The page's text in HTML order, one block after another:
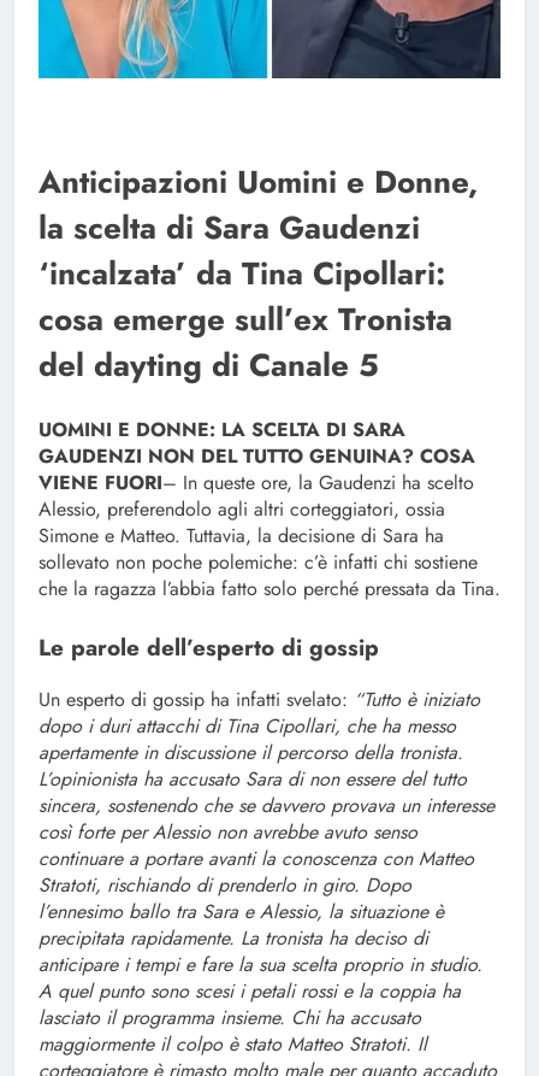
Anticipazioni Uomini e Donne,
la scelta di Sara Gaudenzi
‘incalzata’ da Tina Cipollari:
cosa emerge sull’ex Tronista
del dayting di Canale 5
UOMINI E DONNE: LA SCELTA DI SARA
GAUDENZI NON DEL TUTTO GENUINA? COSA
VIENE FUORI– In queste ore, la Gaudenzi ha scelto
Alessio, preferendolo agli altri corteggiatori, ossia
Simone e Matteo. Tuttavia, la decisione di Sara ha
sollevato non poche polemiche: c’è infatti chi sostiene
che la ragazza l’abbia fatto solo perché pressata da Tina.
Le parole dell’esperto di gossip
Un esperto di gossip ha infatti svelato: “Tutto è iniziato
dopo i duri attacchi di Tina Cipollari, che ha messo
apertamente in discussione il percorso della tronista.
L’opinionista ha accusato Sara di non essere del tutto
sincera, sostenendo che se davvero provava un interesse
così forte per Alessio non avrebbe avuto senso
continuare a portare avanti la conoscenza con Matteo
Stratoti, rischiando di prenderlo in giro. Dopo
l’ennesimo ballo tra Sara e Alessio, la situazione è
precipitata rapidamente. La tronista ha deciso di
anticipare i tempi e fare la sua scelta proprio in studio.
A quel punto sono scesi i petali rossi e la coppia ha
lasciato il programma insieme. Chi ha accusato
maggiormente il colpo è stato Matteo Stratoti. Il